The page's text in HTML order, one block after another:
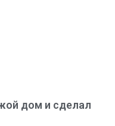
дом и сделал